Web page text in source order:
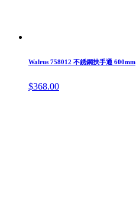
Walrus 758012 不銹鋼扶手通 600mm
$368.00